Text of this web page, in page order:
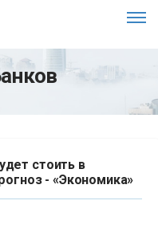
стоить в
- «Экономика»